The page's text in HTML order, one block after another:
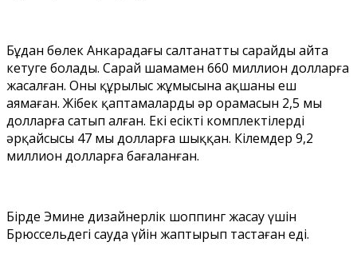
Бұдан бөлек Анкарадағы салтанатты сарайды айта
кетуге болады. Сарай шамамен 660 миллион долларға
жасалған. Оның құрылыс жұмысына ақшаны еш
аямаған. Жібек қаптамалардың әр орамасын 2,5 мың
долларға сатып алған. Екі есікті комплектілердің
әрқайсысы 47 мың долларға шыққан. Кілемдер 9,2
миллион долларға бағаланған.
Бірде Эмине дизайнерлік шоппинг жасау үшін
Брюссельдегі сауда үйін жаптырып тастаған еді.